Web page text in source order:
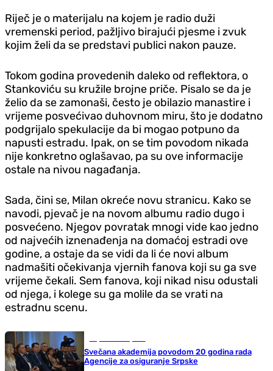
Riječ je o materijalu na kojem je radio duži
vremenski period, pažljivo birajući pjesme i zvuk
kojim želi da se predstavi publici nakon pauze.
Tokom godina provedenih daleko od reflektora, o
Stankoviću su kružile brojne priče. Pisalo se da je
želio da se zamonaši, često je obilazio manastire i
vrijeme posvećivao duhovnom miru, što je dodatno
podgrijalo spekulacije da bi mogao potpuno da
napusti estradu. Ipak, on se tim povodom nikada
nije konkretno oglašavao, pa su ove informacije
ostale na nivou nagađanja.
Sada, čini se, Milan okreće novu stranicu. Kako se
navodi, pjevač je na novom albumu radio dugo i
posvećeno. Njegov povratak mnogi vide kao jedno
od najvećih iznenađenja na domaćoj estradi ove
godine, a ostaje da se vidi da li će novi album
nadmašiti očekivanja vjernih fanova koji su ga sve
vrijeme čekali. Sem fanova, koji nikad nisu odustali
od njega, i kolege su ga molile da se vrati na
estradnu scenu.
Svečana akademija povodom 20 godina rada
Agencije za osiguranje Srpske